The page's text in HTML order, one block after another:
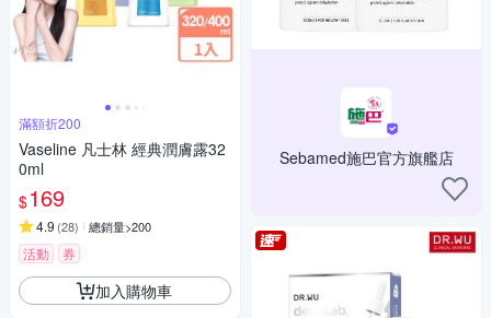
滿額折200
Vaseline 凡士林 經典潤膚露32
0ml
$169
4.9 (28) 總銷量>200
活動 券
加入購物車
Sebamed施巴官方旗艦店